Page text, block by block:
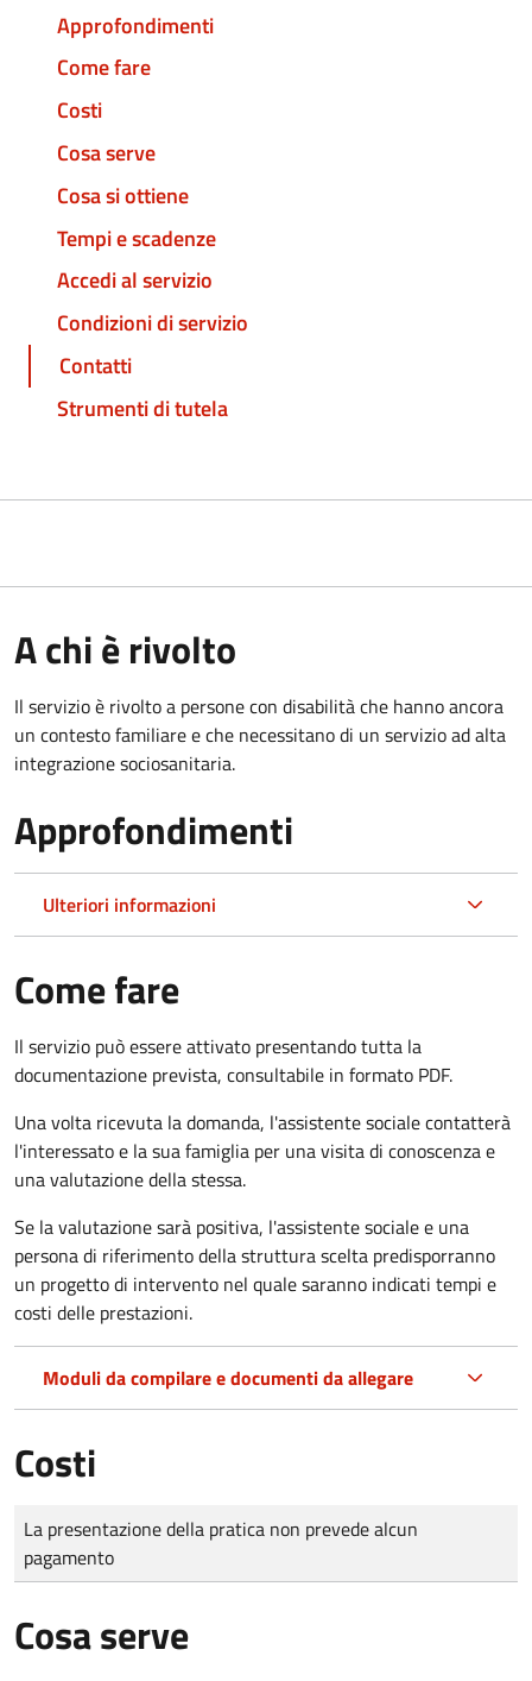
Approfondimenti
Come fare
Costi
Cosa serve
Cosa si ottiene
Tempi e scadenze
Accedi al servizio
Condizioni di servizio
Contatti
Strumenti di tutela
A chi è rivolto
Il servizio è rivolto a persone con disabilità che hanno ancora
un contesto familiare e che necessitano di un servizio ad alta
integrazione sociosanitaria.
Approfondimenti
Ulteriori informazioni
Come fare
Il servizio può essere attivato presentando tutta la
documentazione prevista, consultabile in formato PDF.
Una volta ricevuta la domanda, l'assistente sociale contatterà
l'interessato e la sua famiglia per una visita di conoscenza e
una valutazione della stessa.
Se la valutazione sarà positiva, l'assistente sociale e una
persona di riferimento della struttura scelta predisporranno
un progetto di intervento nel quale saranno indicati tempi e
costi delle prestazioni.
Moduli da compilare e documenti da allegare
Costi
Tipo di pagamento
Importo
La presentazione della pratica non prevede alcun
pagamento
Cosa serve